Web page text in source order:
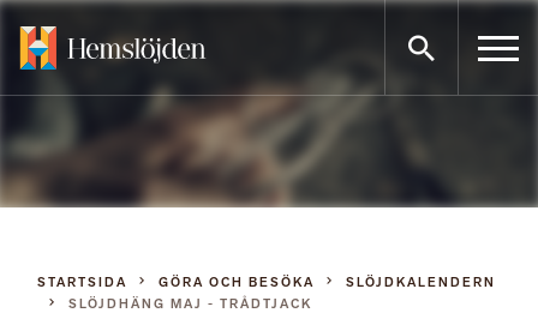
Gå
innehållet
STARTSIDA GÖRA OCH BESÖKA
SLÖJDKALENDERN
SLÖJDHÄNG MAJ - TRÅDTJACK